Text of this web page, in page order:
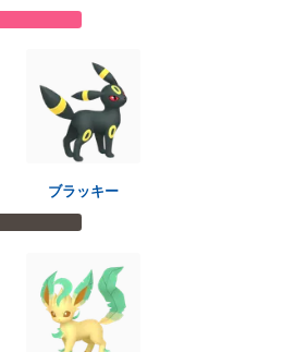
ブラッキー